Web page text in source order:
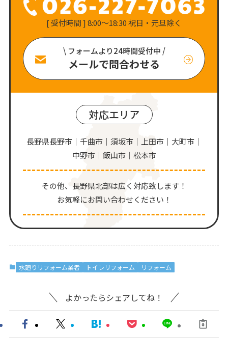
[ 受付時間 ] 8:00〜18:30 祝日・元旦除く
\ フォームより24時間受付中 /
メールで問合わせる
対応エリア
長野県長野市｜千曲市｜須坂市｜上田市｜大町市｜
中野市｜飯山市｜松本市
その他、⻑野県北部は広く対応致します！
お気軽にお問い合わせください！
水廻りリフォーム業者 トイレリフォーム リフォーム
よかったらシェアしてね！